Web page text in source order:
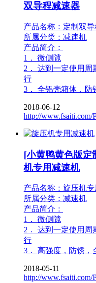
双导程减速器
产品名称：定制双
所属分类：减速机
产品简介：
1． 微侧隙
2． 达到一定使用
行
3． 全铝壳箱体，防
2018-06-12
http://www.fsaiti.com/
[小黄鸭黄色版定
机专用减速机
产品名称：旋压机
所属分类：减速机
产品简介：
1． 微侧隙
2． 达到一定使用
行
3． 高强度，防锈，
2018-05-11
http://www.fsaiti.com/